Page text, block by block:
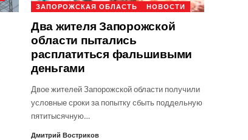
ЗАПОРОЖСКАЯ ОБЛАСТЬ НОВОСТИ
Два жителя Запорожской
области пытались
расплатиться фальшивыми
деньгами
Двое жителей Запорожской области получили
условные сроки за попытку сбыть поддельную
пятитысячную…
Дмитрий Востриков